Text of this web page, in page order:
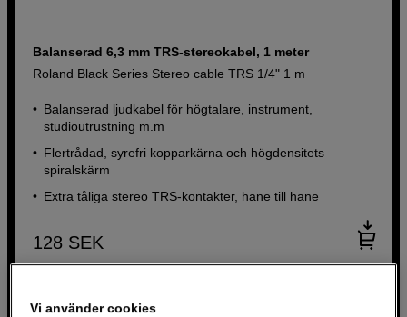
Balanserad 6,3 mm TRS-stereokabel, 1 meter
Roland Black Series Stereo cable TRS 1/4" 1 m
Balanserad ljudkabel för högtalare, instrument,
studioutrustning m.m
Flertrådad, syrefri kopparkärna och högdensitets
spiralskärm
Extra tåliga stereo TRS-kontakter, hane till hane
128 SEK
Vi använder cookies